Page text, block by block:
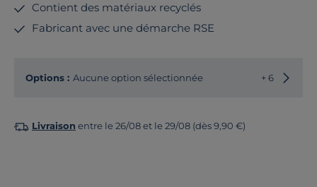
Contient des matériaux recyclés
Fabricant avec une démarche RSE
Options : Aucune option sélectionnée + 6
Livraison entre le 26/08 et le 29/08 (dès 9,90 €)